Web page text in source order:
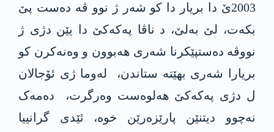
2003ێ دا بریار دا کو شەر ژ نوو ڤە دەست پێ
بکەت، لێ بەلێ، د ناڤا پەکەکێ دا یێن دژی ژ
نووڤە دەستپێکرنا شەری ھەبوون و وەنەکرن کو
بریارا شەری بهێتە ستاندن، لەوما ژی ئۆجالان
ل دژی پەکەکێ ھەلوەست وەرگرت، دەمەک
نەچوو دیتنێن پارێزەرێن خوە، ئێدی گرانییا